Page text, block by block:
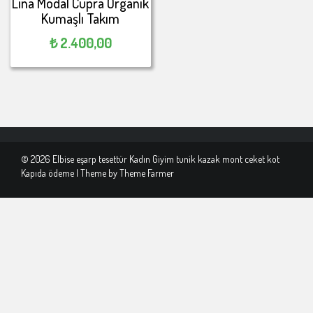
Kumaşlı Takım
₺2.400,00
© 2026 Elbise eşarp tesettür Kadın Giyim tunik kazak mont ceket kot
Kapıda ödeme | Theme byTheme Farmer